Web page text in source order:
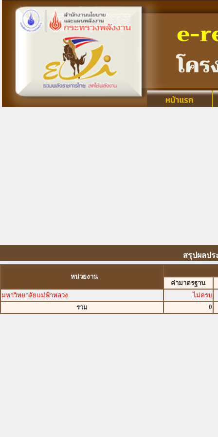
สรุปผลปร
หน่วยงาน
ค่ามาตรฐาน
มหาวิทยาลัยแม่ฟ้าหลวง
ไม่ครบ
รวม
0